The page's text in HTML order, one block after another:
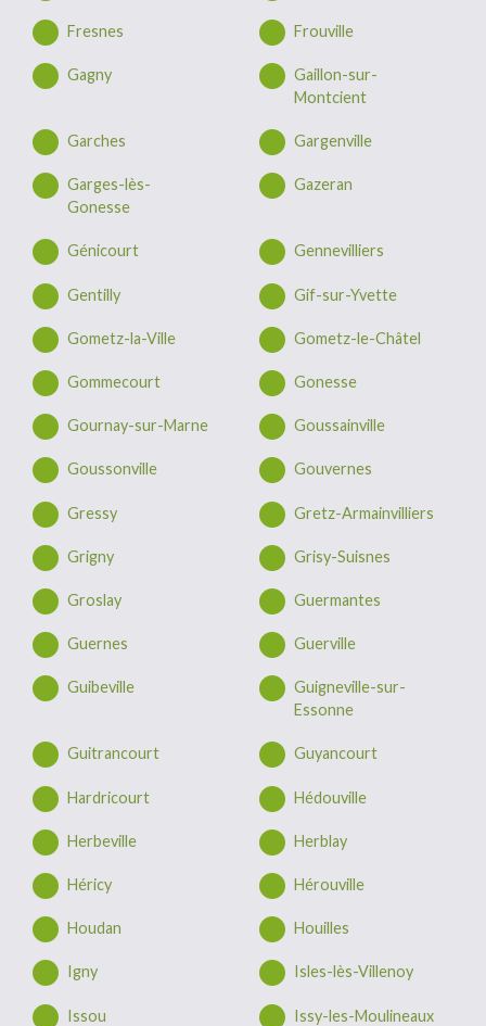
Fresnes Frouville
Gagny
Gaillon-sur-
Montcient
Garches Gargenville
Garges-lès-
Gonesse
Gazeran
Génicourt Gennevilliers
Gentilly Gif-sur-Yvette
Gometz-la-Ville Gometz-le-Châtel
Gommecourt Gonesse
Gournay-sur-Marne Goussainville
Goussonville Gouvernes
Gressy Gretz-Armainvilliers
Grigny Grisy-Suisnes
Groslay Guermantes
Guernes Guerville
Guibeville
Guigneville-sur-
Essonne
Guitrancourt Guyancourt
Hardricourt Hédouville
Herbeville Herblay
Héricy Hérouville
Houdan Houilles
Igny Isles-lès-Villenoy
Issou Issy-les-Moulineaux